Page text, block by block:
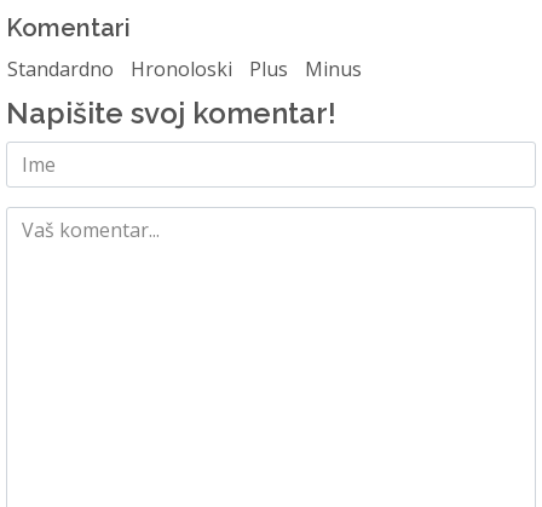
Komentari
Standardno Hronoloski Plus Minus
Napišite svoj komentar!